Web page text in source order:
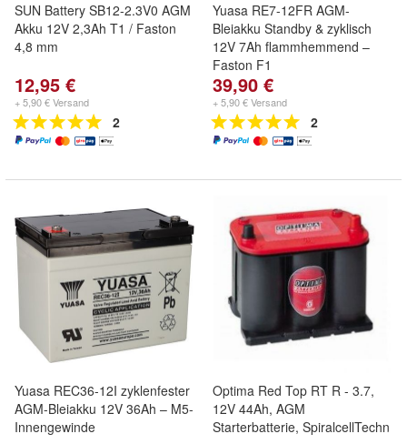
SUN Battery SB12-2.3V0 AGM
Akku 12V 2,3Ah T1 / Faston
4,8 mm
12,95 €
+ 5,90 € Versand
2
Yuasa RE7-12FR AGM-
Bleiakku Standby & zyklisch
12V 7Ah flammhemmend –
Faston F1
39,90 €
+ 5,90 € Versand
2
Yuasa REC36-12I zyklenfester
AGM-Bleiakku 12V 36Ah – M5-
Innengewinde
Optima Red Top RT R - 3.7,
12V 44Ah, AGM
Starterbatterie, SpiralcellTechn